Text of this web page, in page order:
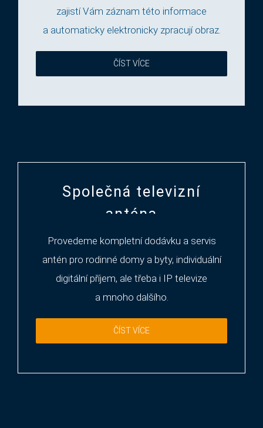
zajistí Vám záznam této informace
a automaticky elektronicky zpracují obraz.
ČÍST VÍCE
Společná televizní
anténa
Provedeme kompletní dodávku a servis
antén pro rodinné domy a byty, individuální
digitální příjem, ale třeba i IP televize
a mnoho dalšího.
ČÍST VÍCE